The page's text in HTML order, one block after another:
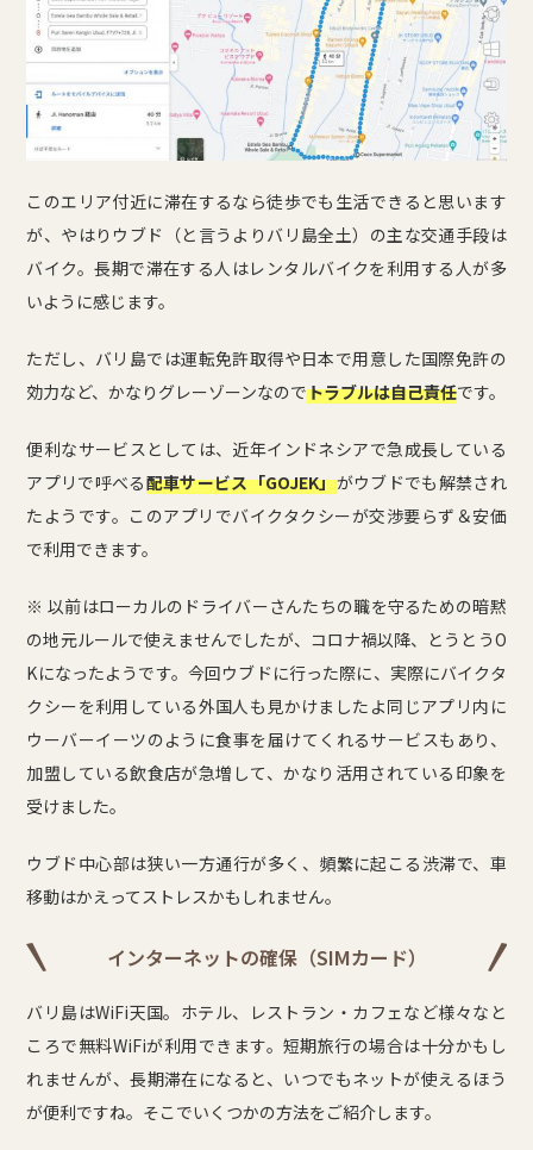
このエリア付近に滞在するなら徒歩でも生活できると思います
が、やはりウブド（と言うよりバリ島全土）の主な交通手段は
バイク。長期で滞在する人はレンタルバイクを利用する人が多
いように感じます。
ただし、バリ島では運転免許取得や日本で用意した国際免許の
効力など、かなりグレーゾーンなのでトラブルは自己責任です。
便利なサービスとしては、近年インドネシアで急成長している
アプリで呼べる配車サービス「GOJEK」がウブドでも解禁され
たようです。このアプリでバイクタクシーが交渉要らず＆安価
で利用できます。
※ 以前はローカルのドライバーさんたちの職を守るための暗黙
の地元ルールで使えませんでしたが、コロナ禍以降、とうとうO
Kになったようです。今回ウブドに行った際に、実際にバイクタ
クシーを利用している外国人も見かけましたよ同じアプリ内に
ウーバーイーツのように食事を届けてくれるサービスもあり、
加盟している飲食店が急増して、かなり活用されている印象を
受けました。
ウブド中心部は狭い一方通行が多く、頻繁に起こる渋滞で、車
移動はかえってストレスかもしれません。
インターネットの確保（SIMカード）
バリ島はWiFi天国。ホテル、レストラン・カフェなど様々なと
ころで無料WiFiが利用できます。短期旅行の場合は十分かもし
れませんが、長期滞在になると、いつでもネットが使えるほう
が便利ですね。そこでいくつかの方法をご紹介します。